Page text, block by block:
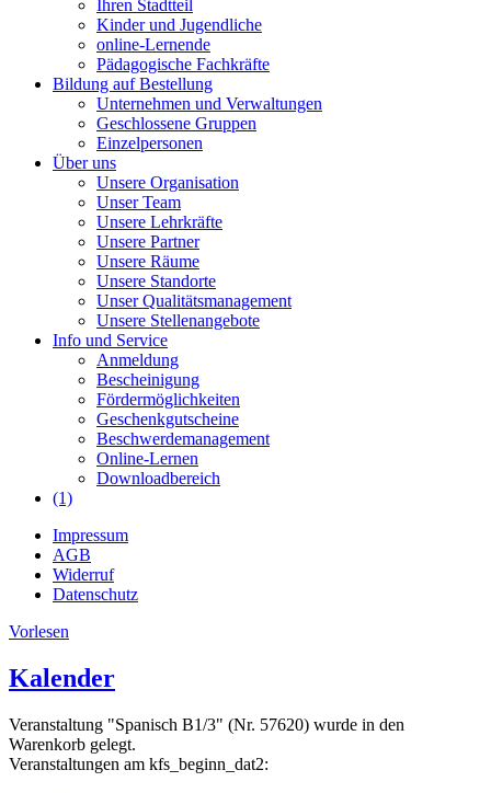
Ihren Stadtteil
Kinder und Jugendliche
online-Lernende
Pädagogische Fachkräfte
Bildung auf Bestellung
Unternehmen und Verwaltungen
Geschlossene Gruppen
Einzelpersonen
Über uns
Unsere Organisation
Unser Team
Unsere Lehrkräfte
Unsere Partner
Unsere Räume
Unsere Standorte
Unser Qualitätsmanagement
Unsere Stellenangebote
Info und Service
Anmeldung
Bescheinigung
Fördermöglichkeiten
Geschenkgutscheine
Beschwerdemanagement
Online-Lernen
Downloadbereich
(1)
Impressum
AGB
Widerruf
Datenschutz
Vorlesen
Kalender
Veranstaltung "Spanisch B1/3" (Nr. 57620) wurde in den
Warenkorb gelegt.
Veranstaltungen am kfs_beginn_dat2: